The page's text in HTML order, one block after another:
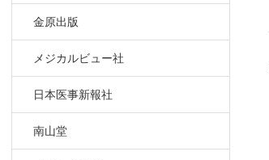
金原出版
メジカルビュー社
日本医事新報社
南山堂